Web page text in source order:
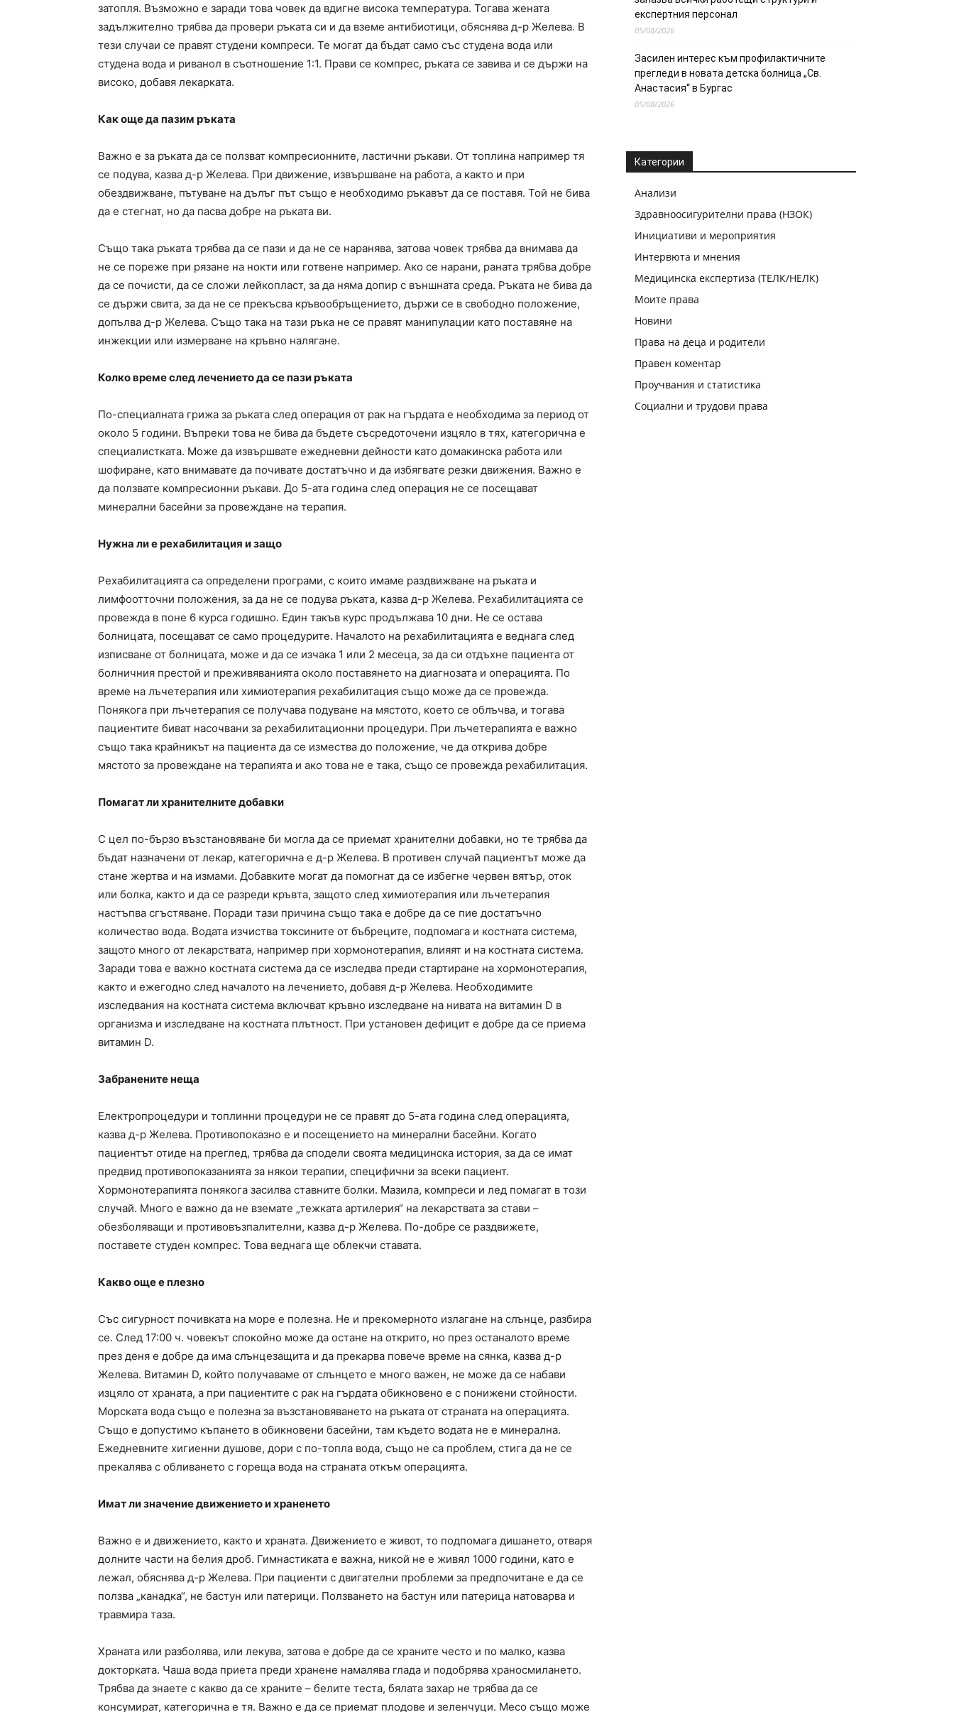
затопля. Възможно е заради това човек да вдигне висока температура. Тогава жената
задължително трябва да провери ръката си и да вземе антибиотици, обяснява д-р Желева. В
тези случаи се правят студени компреси. Те могат да бъдат само със студена вода или
студена вода и риванол в съотношение 1:1. Прави се компрес, ръката се завива и се държи на
високо, добавя лекарката.
Как още да пазим ръката
Важно е за ръката да се ползват компресионните, ластични ръкави. От топлина например тя
се подува, казва д-р Желева. При движение, извършване на работа, а както и при
обездвижване, пътуване на дълъг път също е необходимо ръкавът да се поставя. Той не бива
да е стегнат, но да пасва добре на ръката ви.
Също така ръката трябва да се пази и да не се наранява, затова човек трябва да внимава да
не се пореже при рязане на нокти или готвене например. Ако се нарани, раната трябва добре
да се почисти, да се сложи лейкопласт, за да няма допир с външната среда. Ръката не бива да
се държи свита, за да не се прекъсва кръвообръщението, държи се в свободно положение,
допълва д-р Желева. Също така на тази ръка не се правят манипулации като поставяне на
инжекции или измерване на кръвно налягане.
Колко време след лечението да се пази ръката
По-специалната грижа за ръката след операция от рак на гърдата е необходима за период от
около 5 години. Въпреки това не бива да бъдете съсредоточени изцяло в тях, категорична е
специалистката. Може да извършвате ежедневни дейности като домакинска работа или
шофиране, като внимавате да почивате достатъчно и да избягвате резки движения. Важно е
да ползвате компресионни ръкави. До 5-ата година след операция не се посещават
минерални басейни за провеждане на терапия.
Нужна ли е рехабилитация и защо
Рехабилитацията са определени програми, с които имаме раздвижване на ръката и
лимфоотточни положения, за да не се подува ръката, казва д-р Желева. Рехабилитацията се
провежда в поне 6 курса годишно. Един такъв курс продължава 10 дни. Не се остава
болницата, посещават се само процедурите. Началото на рехабилитацията е веднага след
изписване от болницата, може и да се изчака 1 или 2 месеца, за да си отдъхне пациента от
болничния престой и преживяванията около поставянето на диагнозата и операцията. По
време на лъчетерапия или химиотерапия рехабилитация също може да се провежда.
Понякога при лъчетерапия се получава подуване на мястото, което се облъчва, и тогава
пациентите биват насочвани за рехабилитационни процедури. При лъчетерапията е важно
също така крайникът на пациента да се измества до положение, че да открива добре
мястото за провеждане на терапията и ако това не е така, също се провежда рехабилитация.
Помагат ли хранителните добавки
С цел по-бързо възстановяване би могла да се приемат хранителни добавки, но те трябва да
бъдат назначени от лекар, категорична е д-р Желева. В противен случай пациентът може да
стане жертва и на измами. Добавките могат да помогнат да се избегне червен вятър, оток
или болка, както и да се разреди кръвта, защото след химиотерапия или лъчетерапия
настъпва сгъстяване. Поради тази причина също така е добре да се пие достатъчно
количество вода. Водата изчиства токсините от бъбреците, подпомага и костната система,
защото много от лекарствата, например при хормонотерапия, влияят и на костната система.
Заради това е важно костната система да се изследва преди стартиране на хормонотерапия,
както и ежегодно след началото на лечението, добавя д-р Желева. Необходимите
изследвания на костната система включват кръвно изследване на нивата на витамин D в
организма и изследване на костната плътност. При установен дефицит е добре да се приема
витамин D.
Забранените неща
Електропроцедури и топлинни процедури не се правят до 5-ата година след операцията,
казва д-р Желева. Противопоказно е и посещението на минерални басейни. Когато
пациентът отиде на преглед, трябва да сподели своята медицинска история, за да се имат
предвид противопоказанията за някои терапии, специфични за всеки пациент.
Хормонотерапията понякога засилва ставните болки. Мазила, компреси и лед помагат в този
случай. Много е важно да не вземате „тежката артилерия“ на лекарствата за стави –
обезболяващи и противовъзпалителни, казва д-р Желева. По-добре се раздвижете,
поставете студен компрес. Това веднага ще облекчи ставата.
Какво още е плезно
Със сигурност почивката на море е полезна. Не и прекомерното излагане на слънце, разбира
се. След 17:00 ч. човекът спокойно може да остане на открито, но през останалото време
през деня е добре да има слънцезащита и да прекарва повече време на сянка, казва д-р
Желева. Витамин D, който получаваме от слънцето е много важен, не може да се набави
изцяло от храната, а при пациентите с рак на гърдата обикновено е с понижени стойности.
Морската вода също е полезна за възстановяването на ръката от страната на операцията.
Също е допустимо къпането в обикновени басейни, там където водата не е минерална.
Ежедневните хигиенни душове, дори с по-топла вода, също не са проблем, стига да не се
прекалява с обливането с гореща вода на страната откъм операцията.
Имат ли значение движението и храненето
Важно е и движението, както и храната. Движението е живот, то подпомага дишането, отваря
долните части на белия дроб. Гимнастиката е важна, никой не е живял 1000 години, като е
лежал, обяснява д-р Желева. При пациенти с двигателни проблеми за предпочитане е да се
ползва „канадка“, не бастун или патерици. Ползването на бастун или патерица натоварва и
травмира таза.
Храната или разболява, или лекува, затова е добре да се храните често и по малко, казва
докторката. Чаша вода приета преди хранене намалява глада и подобрява храносмилането.
Трябва да знаете с какво да се храните – белите теста, бялата захар не трябва да се
консумират, категорична е тя. Важно е да се приемат плодове и зеленчуци. Месо също може
експертния персонал
05/08/2026
Засилен интерес към профилактичните
прегледи в новата детска болница „Св.
Анастасия“ в Бургас
05/08/2026
Категории
Анализи
Здравноосигурителни права (НЗОК)
Инициативи и мероприятия
Интервюта и мнения
Медицинска експертиза (ТЕЛК/НЕЛК)
Моите права
Новини
Права на деца и родители
Правен коментар
Проучвания и статистика
Социални и трудови права